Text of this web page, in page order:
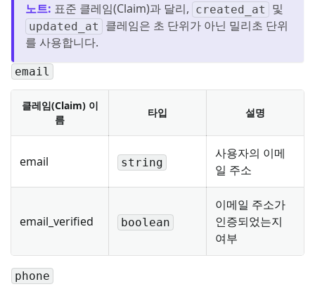
노트: 표준 클레임(Claim)과 달리, created_at 및
updated_at
클레임은 초 단위가 아닌 밀리초 단위
를 사용합니다.
email
클레임(Claim) 이
름
타입 설명
email string
사용자의 이메
일 주소
email_verified boolean
이메일 주소가
인증되었는지
여부
phone